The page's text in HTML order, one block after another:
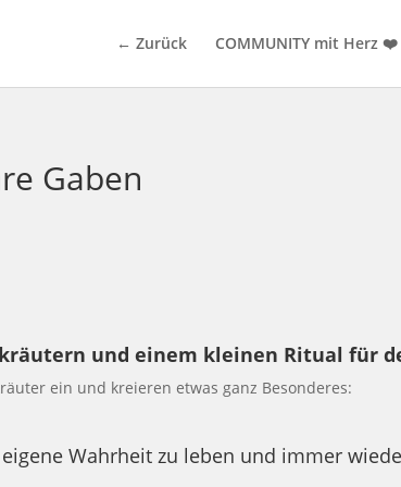
← Zurück COMMUNITY mit Herz ❤️
Gaben
und einem kleinen Ritual für
ein und kreieren etwas ganz Besonderes:
Wahrheit zu leben und immer